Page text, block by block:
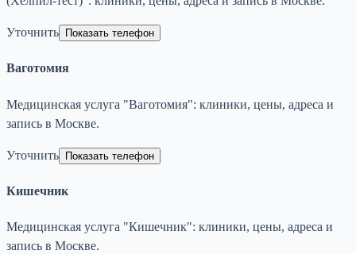
Уточнить Показать телефон
Ваготомия
Медицинская услуга "Ваготомия": клиники, цены, адреса и
запись в Москве.
Уточнить Показать телефон
Кишечник
Медицинская услуга "Кишечник": клиники, цены, адреса и
запись в Москве.